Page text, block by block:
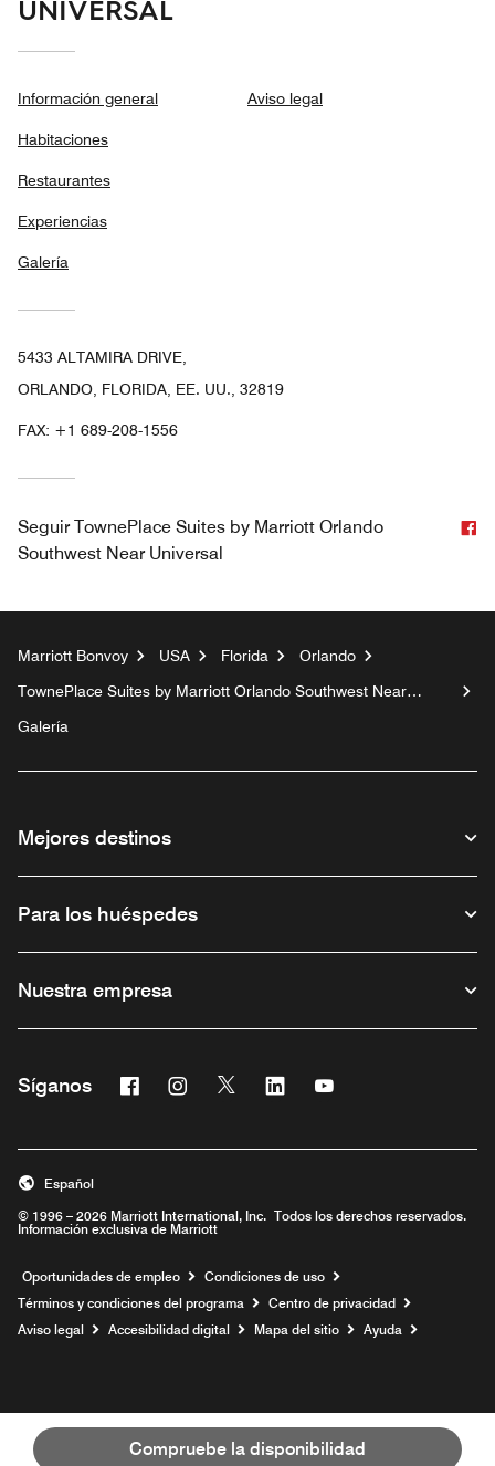
Compruebe la disponibilidad
UNIVERSAL
Información general
Habitaciones
Restaurantes
Experiencias
Galería
Aviso legal
5433 ALTAMIRA DRIVE,
ORLANDO, FLORIDA, EE. UU., 32819
FAX: +1 689-208-1556
Seguir TownePlace Suites by Marriott Orlando
Southwest Near Universal
Marriott Bonvoy USA Florida
Orlando
TownePlace Suites by Marriott Orlando Southwest Near
Galería
Mejores destinos
Para los huéspedes
Nuestra empresa
Síganos Facebook
Abre una ventana nueva
Instagram
Abre una ventana nueva
Twitter
Abre una ventana nueva
Linkedin
Abre una ventana nueva
Abre una ventana
© 1996 – 2026 Marriott International, Inc. Todos los derechos reservados.
Información exclusiva de Marriott
Español
Oportunidades de empleo Abre una ventana nueva
Condiciones de uso
Términos y condiciones del programa
Centro de privacidad
Aviso legal
Accesibilidad digital Mapa del sitio Ayuda